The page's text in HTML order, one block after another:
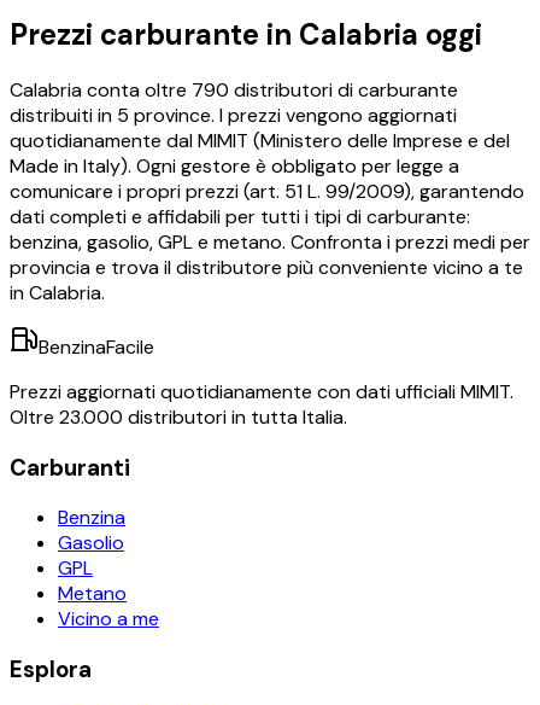
Prezzi carburante in Calabria oggi
Calabriaconta oltre 790 distributori di carburante
distribuiti in 5 province. I prezzi vengono aggiornati
quotidianamente dal MIMIT (Ministero delle Imprese e del
Made in Italy). Ogni gestore è obbligato per legge a
comunicare i propri prezzi (art. 51 L. 99/2009), garantendo
dati completi e affidabili per tutti i tipi di carburante:
benzina, gasolio, GPL e metano. Confronta i prezzi medi per
provincia e trova il distributore più conveniente vicino a te
inCalabria.
BenzinaFacile
Prezzi aggiornati quotidianamente con dati ufficiali MIMIT.
Oltre 23.000 distributori in tutta Italia.
Carburanti
Benzina
Gasolio
GPL
Metano
Vicino a me
Esplora